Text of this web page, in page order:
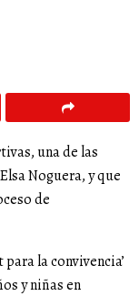
una de las
Noguera, y que
de
la convivencia’
y niñas en